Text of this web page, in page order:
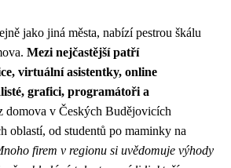
jako jiná města, nabízí pestrou škálu
Mezi nejčastější patří
virtuální asistentky, online
grafici, programátoři a
domova v Českých Budějovicích
oblastí, od studentů po maminky na
firem v regionu si uvědomuje výhody